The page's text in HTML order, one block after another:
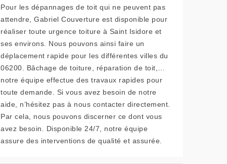
Pour les dépannages de toit qui ne peuvent pas
attendre, Gabriel Couverture est disponible pour
réaliser toute urgence toiture à Saint Isidore et
ses environs. Nous pouvons ainsi faire un
déplacement rapide pour les différentes villes du
06200. Bâchage de toiture, réparation de toit,…
notre équipe effectue des travaux rapides pour
toute demande. Si vous avez besoin de notre
aide, n’hésitez pas à nous contacter directement.
Par cela, nous pouvons discerner ce dont vous
avez besoin. Disponible 24/7, notre équipe
assure des interventions de qualité et assurée.